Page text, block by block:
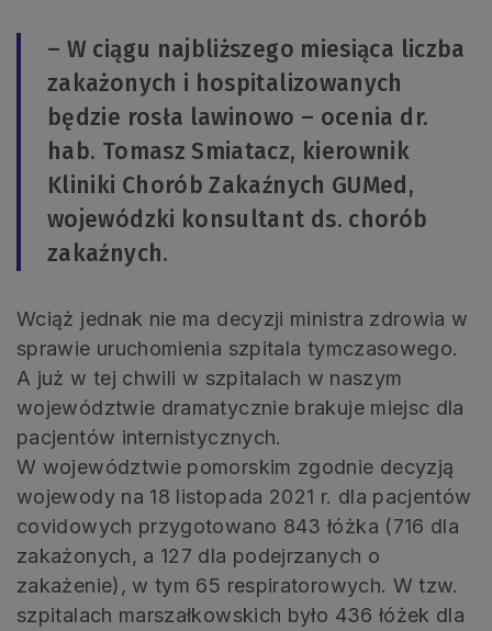
– W ciągu najbliższego miesiąca liczba
zakażonych i hospitalizowanych
będzie rosła lawinowo – ocenia dr.
hab. Tomasz Smiatacz, kierownik
Kliniki Chorób Zakaźnych GUMed,
wojewódzki konsultant ds. chorób
zakaźnych.
Wciąż jednak nie ma decyzji ministra zdrowia w
sprawie uruchomienia szpitala tymczasowego.
A już w tej chwili w szpitalach w naszym
województwie dramatycznie brakuje miejsc dla
pacjentów internistycznych.
W województwie pomorskim zgodnie decyzją
wojewody na 18 listopada 2021 r. dla pacjentów
covidowych przygotowano 843 łóżka (716 dla
zakażonych, a 127 dla podejrzanych o
zakażenie), w tym 65 respiratorowych. W tzw.
szpitalach marszałkowskich było 436 łóżek dla